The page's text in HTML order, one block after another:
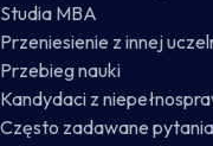
Studia MBA
Przeniesienie z innej
Przebieg nauki
Kandydaci z
Często zadawane pytania